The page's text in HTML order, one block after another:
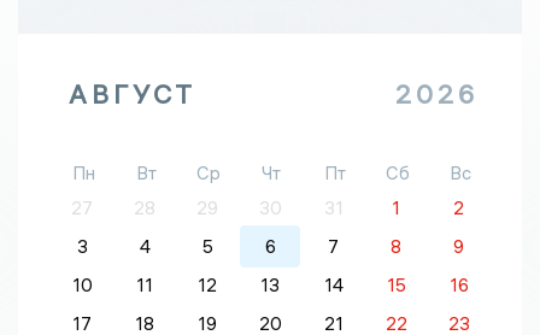
АВГУСТ 2026
Пн Вт Ср Чт Пт Сб
Вс
27
28 29 30 31 1
2
3
4 5 6 7 8
9
10
11 12 13 14 15
16
17
18 19 20 21 22 23